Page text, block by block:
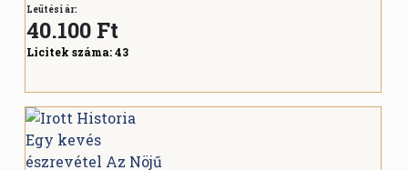
Leütési ár:
40.100 Ft
Licitek száma:43